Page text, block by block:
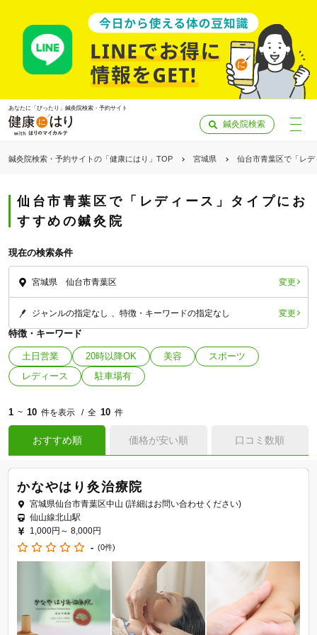
あなたに「ぴったり」鍼灸院検索・予約サイト
鍼灸院検索
鍼灸院検索・予約サイトの「健康にはり」TOP 宮城県 仙台市青葉区で「レ
仙台市青葉区で「レディース」タイプにお
すすめの鍼灸院
現在の検索条件
宮城県 仙台市青葉区 変更
ジャンルの指定なし 特徴・キーワードの指定なし 変更
特徴・キーワード
土日営業 20時以降OK 美容
スポーツ
レディース
駐車場有
1 ~ 10 件を表示 全 10 件
おすすめ順 価格が安い順 口コミ数順
かなやはり灸治療院
宮城県仙台市青葉区中山 (詳細はお問い合わせください)
仙山線北山駅
1,000円～ 8,000円
- (0件)
「健康にはりを見た」